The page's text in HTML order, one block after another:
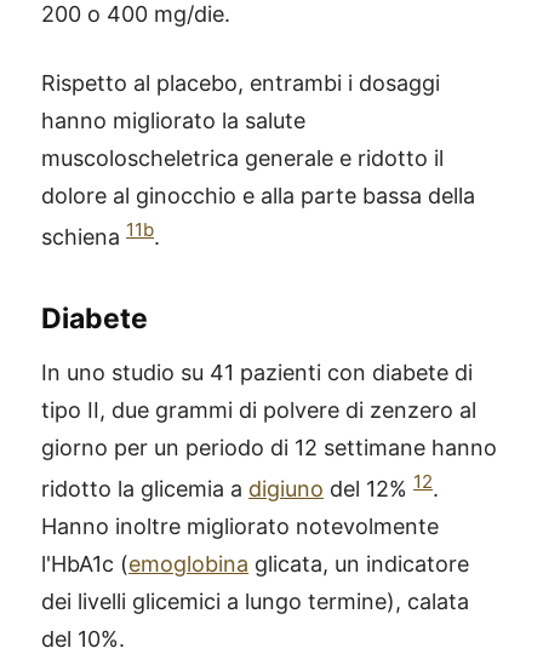
200 o 400 mg/die.
Rispetto al placebo, entrambi i dosaggi
hanno migliorato la salute
muscoloscheletrica generale e ridotto il
dolore al ginocchio e alla parte bassa della
schiena 11b.
Diabete
In uno studio su 41 pazienti con diabete di
tipo II, due grammi di polvere di zenzero al
giorno per un periodo di 12 settimane hanno
ridotto la glicemia a digiuno del 12% 12.
Hanno inoltre migliorato notevolmente
l'HbA1c (emoglobina glicata, un indicatore
dei livelli glicemici a lungo termine), calata
del 10%.